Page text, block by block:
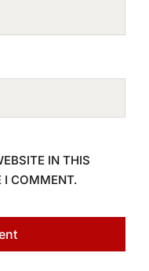
IN THIS
I COMMENT.